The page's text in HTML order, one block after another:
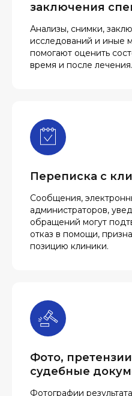
заключения
Анализы, снимки,
исследований и иные
помогают оценить
время и после лечения.
Переписка с
Сообщения,
администраторов,
обращений могут
отказ в помощи,
позицию клиники.
Фото,
судебные
Фотографии